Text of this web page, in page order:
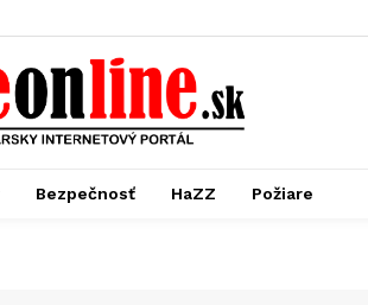
Bezpečnosť HaZZ Požiare